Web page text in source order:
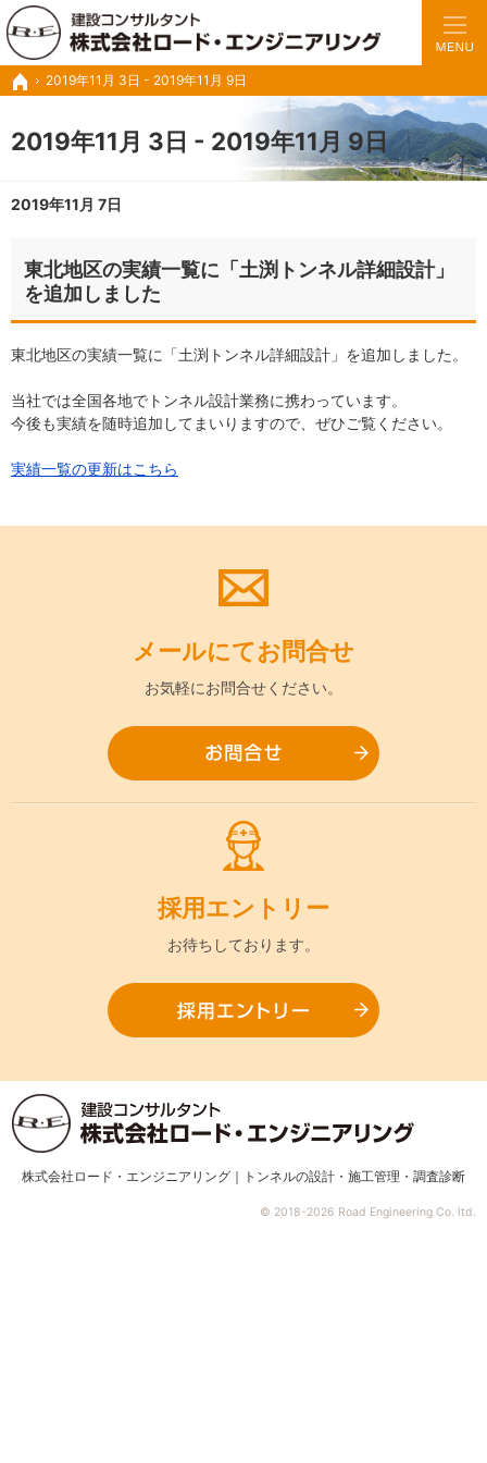
ホーム
2019年11月 3日 - 2019年11月 9日
2019年11月 3日 - 2019年11月 9日
豊富な実績と経験で、さまざまな業務に対応いたします。
トンネルの設計・施工管理・調査診断など建設コンサル ロードエンジニアリング
2019年11月 7日
東北地区の実績一覧に「土渕トンネル詳細設計」
を追加しました
東北地区の実績一覧に「土渕トンネル詳細設計」を追加しました。
当社では全国各地でトンネル設計業務に携わっています。
今後も実績を随時追加してまいりますので、ぜひご覧ください。
実績一覧の更新はこちら
メールにてお問合せ
お気軽にお問合せください。
採用エントリー
お待ちしております。
© 2018-2026 Road Engineering Co. ltd.
株式会社ロード・エンジニアリング｜トンネルの設計・施工管理・調査診断